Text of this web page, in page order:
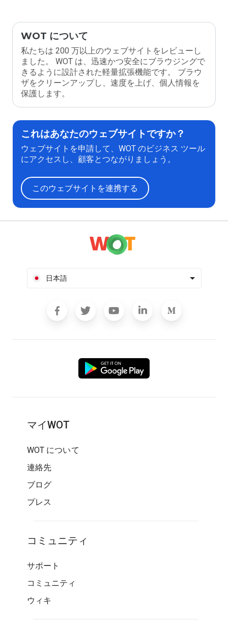
WOT について
私たちは 200 万以上のウェブサイトをレビューし
ました。 WOT は、迅速かつ安全にブラウジングで
きるように設計された軽量拡張機能です。 ブラウ
ザをクリーンアップし、速度を上げ、個人情報を
保護します。
これはあなたのウェブサイトですか？
ウェブサイトを申請して、WOT のビジネス ツール
にアクセスし、顧客とつながりましょう。
このウェブサイトを連携する
日本語
マイWOT
WOT について
連絡先
ブログ
プレス
コミュニティ
サポート
コミュニティ
ウィキ